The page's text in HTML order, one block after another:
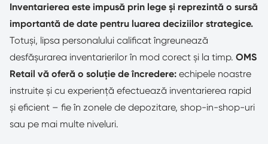
Inventarierea este impusă prin lege și reprezintă o sursă
importantă de date pentru luarea deciziilor strategice.
Totuși, lipsa personalului calificat îngreunează
desfășurarea inventarierilor în mod corect și la timp. OMS
Retail vă oferă o soluție de încredere: echipele noastre
instruite și cu experiență efectuează inventarierea rapid
și eficient – fie în zonele de depozitare, shop-in-shop-uri
sau pe mai multe niveluri.